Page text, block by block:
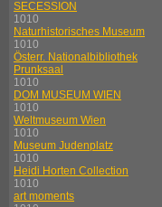
SECESSION
1010
Naturhistorisches Museum
1010
Österr. Nationalbibliothek
Prunksaal
1010
DOM MUSEUM WIEN
1010
Weltmuseum Wien
1010
Museum Judenplatz
1010
Heidi Horten Collection
1010
art moments